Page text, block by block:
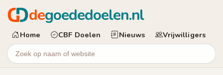
degoededoelen.nl
Home CBF Doelen Nieuws Vrijwilligers